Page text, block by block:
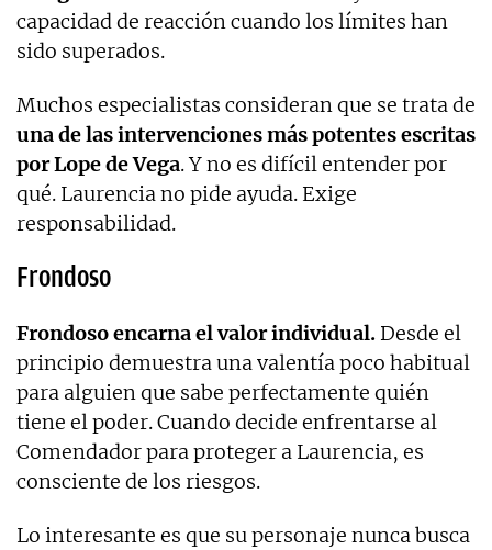
capacidad de reacción cuando los límites han
sido superados.
Muchos especialistas consideran que se trata de
una de las intervenciones más potentes escritas
por Lope de Vega. Y no es difícil entender por
qué. Laurencia no pide ayuda. Exige
responsabilidad.
Frondoso
Frondoso encarna el valor individual. Desde el
principio demuestra una valentía poco habitual
para alguien que sabe perfectamente quién
tiene el poder. Cuando decide enfrentarse al
Comendador para proteger a Laurencia, es
consciente de los riesgos.
Lo interesante es que su personaje nunca busca